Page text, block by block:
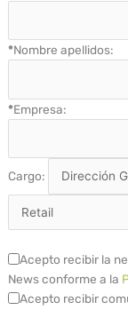
*Nombre apellidos:
*Empresa:
Cargo:
Acepto recibir la
News conforme a la
Acepto recibir